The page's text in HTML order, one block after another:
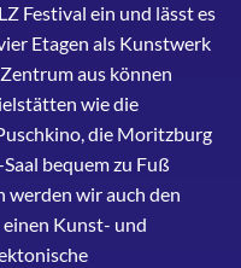
Festival ein und lässt es
Etagen als Kunstwerk
aus können
wie die
die Moritzburg
bequem zu Fuß
werden wir auch den
Kunst- und